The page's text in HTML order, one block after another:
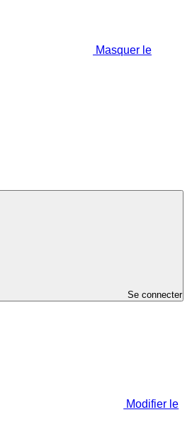
Masquer le
Se connecter
Modifier le